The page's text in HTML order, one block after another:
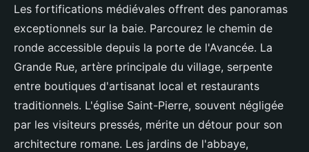
Les fortifications médiévales offrent des panoramas
exceptionnels sur la baie. Parcourez le chemin de
ronde accessible depuis la porte de l'Avancée. La
Grande Rue, artère principale du village, serpente
entre boutiques d'artisanat local et restaurants
traditionnels. L'église Saint-Pierre, souvent négligée
par les visiteurs pressés, mérite un détour pour son
architecture romane. Les jardins de l'abbaye,